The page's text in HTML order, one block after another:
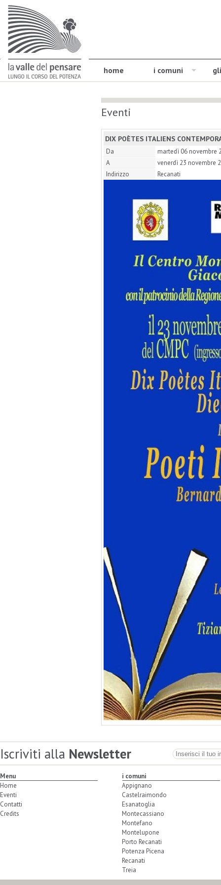
home i comuni
Eventi
DIX POÈTES ITALIENS
Da
martedì 06 novembre
A
venerdì 23 novembre
Indirizzo
Recanati
Iscriviti alla Newsletter
Menu
Home
Eventi
Contatti
Credits
i comuni
Appignano
Castelraimondo
Esanatoglia
Montecassiano
Montefano
Montelupone
Porto Recanati
Potenza Picena
Recanati
Treia